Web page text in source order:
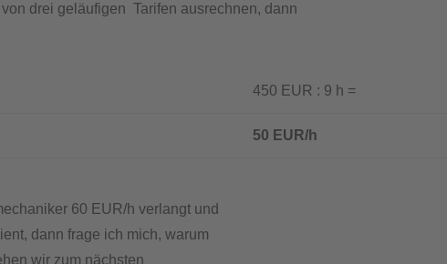
drei geläufigen Tarifen ausrechnen, dann
450 EUR : 9 h =
50 EUR/h
60 EUR/h verlangt und
dann frage ich mich, warum
wir zum nächsten